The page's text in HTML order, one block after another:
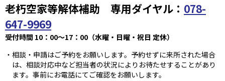
老朽空家等解体補助 専用ダイヤル： 078-
647-9969
受付時間 10：00～17：00（水曜・日曜・祝日 定休）
相談・申請はご予約をお願いします。予約せずに来所された場合
は、相談対応中など担当者の状況によりお待たせすることがあり
ます。事前にお電話にてご確認をお願いします。